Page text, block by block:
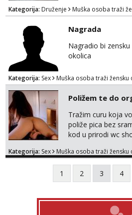
Kategorija: Druženje Muška osoba traži
Nagrada
Nagradio bi
okolica
Kategorija: Sex Muška osoba traži žensku
Poližem te do
Tražim curu koja
poliže pica bez
kod u prirodi wc
jer nisam solo.
šaljem na wapp
za brz dogovor
Kategorija: Sex Muška osoba traži žensku
1 2 3 4